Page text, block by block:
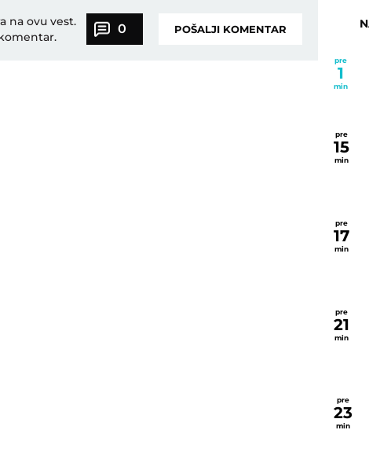
na ovu vest.
0 POŠALJI KOMENTAR
pre
1
min
pre
15
min
pre
17
min
pre
21
min
pre
23
min